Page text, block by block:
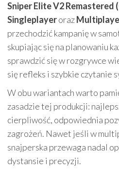
Sniper Elite V2 Remastered
Singleplayeroraz
przechodzić kampanię w
skupiając się na planowaniu
sprawdzić się w rozgrywce
się refleks i szybkie czytanie
W obu wariantach warto
zasadzie tej produkcji:
cierpliwość, odpowiednia
zagrożeń. Nawet jeśli w
snajperska przewaga nadal
dystansie i precyzji.